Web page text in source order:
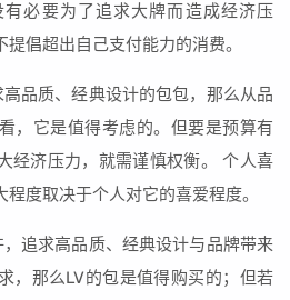
必要为了追求大牌而造成经济压
倡超出自己支付能力的消费。
品质、经典设计的包包，那么从品
，它是值得考虑的。但要是预算有
经济压力，就需谨慎权衡。 个人喜
度取决于个人对它的喜爱程度。
追求高品质、经典设计与品牌带来
，那么LV的包是值得购买的；但若